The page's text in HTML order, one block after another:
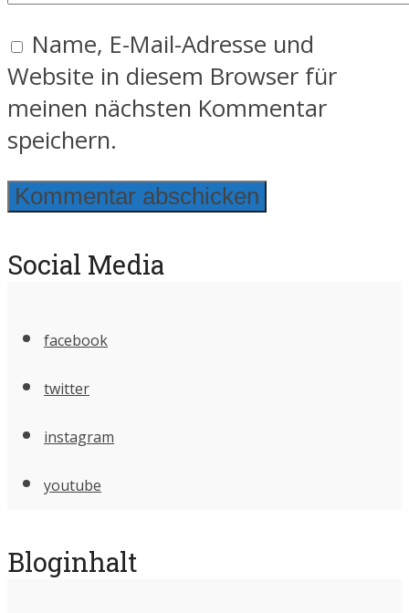
Name, E-Mail-Adresse und
Website in diesem Browser für
meinen nächsten Kommentar
speichern.
Social Media
facebook
twitter
instagram
youtube
Bloginhalt